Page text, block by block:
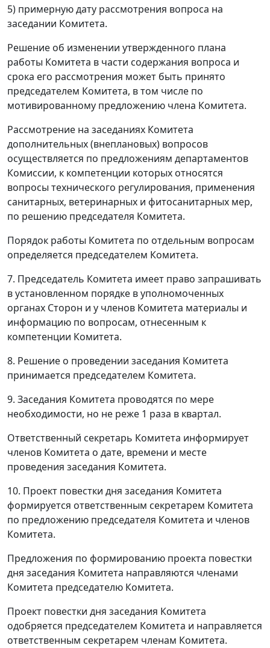
5) примерную дату рассмотрения вопроса на
заседании Комитета.
Решение об изменении утвержденного плана
работы Комитета в части содержания вопроса и
срока его рассмотрения может быть принято
председателем Комитета, в том числе по
мотивированному предложению члена Комитета.
Рассмотрение на заседаниях Комитета
дополнительных (внеплановых) вопросов
осуществляется по предложениям департаментов
Комиссии, к компетенции которых относятся
вопросы технического регулирования, применения
санитарных, ветеринарных и фитосанитарных мер,
по решению председателя Комитета.
Порядок работы Комитета по отдельным вопросам
определяется председателем Комитета.
7. Председатель Комитета имеет право запрашивать
в установленном порядке в уполномоченных
органах Сторон и у членов Комитета материалы и
информацию по вопросам, отнесенным к
компетенции Комитета.
8. Решение о проведении заседания Комитета
принимается председателем Комитета.
9. Заседания Комитета проводятся по мере
необходимости, но не реже 1 раза в квартал.
Ответственный секретарь Комитета информирует
членов Комитета о дате, времени и месте
проведения заседания Комитета.
10. Проект повестки дня заседания Комитета
формируется ответственным секретарем Комитета
по предложению председателя Комитета и членов
Комитета.
Предложения по формированию проекта повестки
дня заседания Комитета направляются членами
Комитета председателю Комитета.
Проект повестки дня заседания Комитета
одобряется председателем Комитета и направляется
ответственным секретарем членам Комитета.